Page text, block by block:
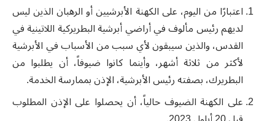
اعتبارًا من اليوم، على الكهنة الأبرشيين أو الرهبانالذين ليس
لديهم رئيس مألوف في أراضي أبرشية البطريركية اللاتينية في
القدس، والذين سيبقون لأي سبب من الأسباب في الأبرشية
لأكثر من ثلاثة أشهر، وأينما كانوا ضيوفاً، أن يطلبوا من
البطريرك، بصفته رئيس الأبرشية، الإذن بممارسة الخدمة.
على الكهنة الضيوف حالياً، أن يحصلوا على الإذن المطلوب